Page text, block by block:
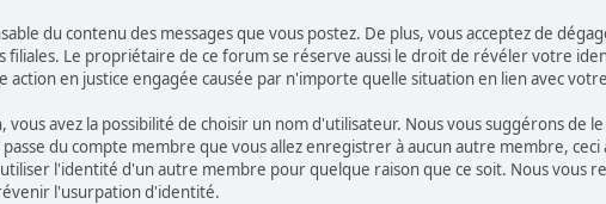
du contenu des messages que vous postez. De plus, vous acceptez de
filiales. Le propriétaire de ce forum se réserve aussi le droit de révéler votre
action en justice engagée causée par n'importe quelle situation en lien avec
avez la possibilité de choisir un nom d'utilisateur. Nous vous suggérons de
du compte membre que vous allez enregistrer à aucun autre membre,
l'identité d'un autre membre pour quelque raison que ce soit. Nous vous
l'usurpation d'identité.